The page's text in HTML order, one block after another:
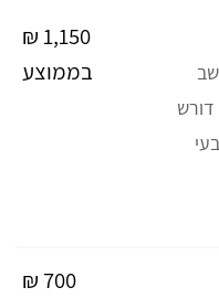
דורש
1,150 ₪
בממוצע
700 ₪